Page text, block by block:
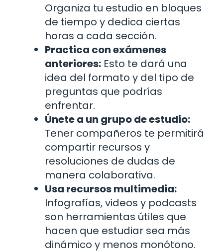
Organiza tu estudio en bloques
de tiempo y dedica ciertas
horas a cada sección.
Practica con exámenes
anteriores: Esto te dará una
idea del formato y del tipo de
preguntas que podrías
enfrentar.
Únete a un grupo de estudio:
Tener compañeros te permitirá
compartir recursos y
resoluciones de dudas de
manera colaborativa.
Usa recursos multimedia:
Infografías, videos y podcasts
son herramientas útiles que
hacen que estudiar sea más
dinámico y menos monótono.